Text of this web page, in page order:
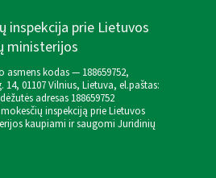
inspekcija prie Lietuvos
ministerijos
kodas — 188659752,
14, 01107 Vilnius, Lietuva, el.paštas:
adresas 188659752
inspekciją prie Lietuvos
kaupiami ir saugomi Juridinių